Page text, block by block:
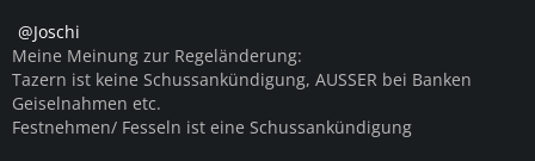
Joschi
Meine Meinung zur Regeländerung:
Tazern ist keine Schussankündigung, AUSSER bei Banken
Geiselnahmen etc.
Festnehmen/ Fesseln ist eine Schussankündigung